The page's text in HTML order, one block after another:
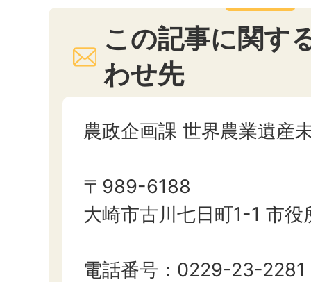
この記事に関す
わせ先
農政企画課 世界農業遺産
〒989-6188
大崎市古川七日町1-1 市役
電話番号：0229-23-2281